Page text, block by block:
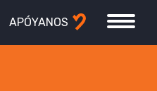
APÓYANOS